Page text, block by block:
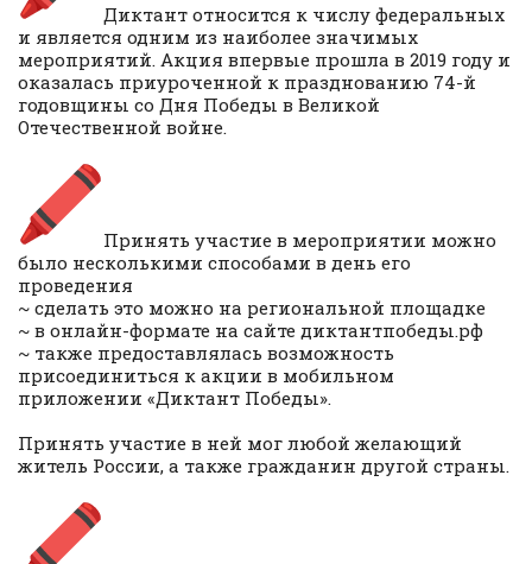
Диктант относится к числу федеральных
и является одним из наиболее значимых
мероприятий. Акция впервые прошла в 2019 году и
оказалась приуроченной к празднованию 74-й
годовщины со Дня Победы в Великой
Отечественной войне.
Принять участие в мероприятии можно
было несколькими способами в день его
проведения
~ сделать это можно на региональной площадке
~ в онлайн-формате на сайте диктантпобеды.рф
~ также предоставлялась возможность
присоединиться к акции в мобильном
приложении «Диктант Победы».
Принять участие в ней мог любой желающий
житель России, а также гражданин другой страны.